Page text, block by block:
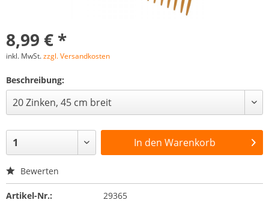
8,99 € *
inkl. MwSt.zzgl. Versandkosten
Beschreibung:
In den Warenkorb
Bewerten
Artikel-Nr.: 29365